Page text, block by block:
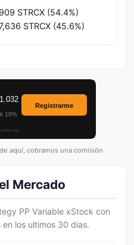
STRCX (54.4%)
STRCX (45.6%)
aquí, cobramos una comisión
Mercado
PP Variable xStock con
los ultimos 30 dias.